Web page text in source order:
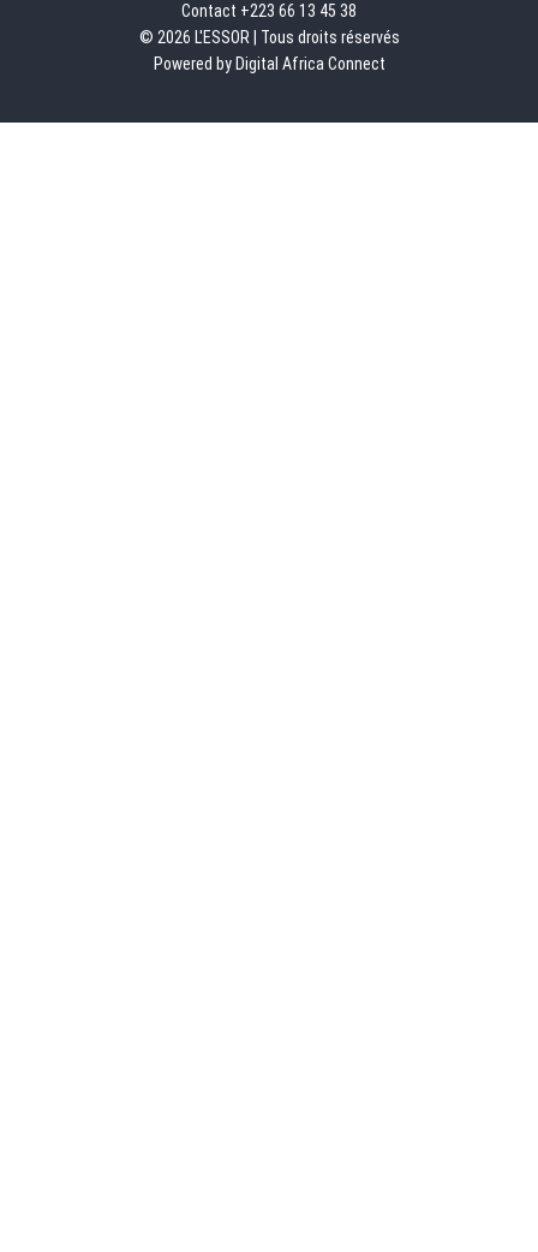
Contact +223 66 13 45 38
© 2026 L'ESSOR | Tous droits réservés
Powered by Digital Africa Connect